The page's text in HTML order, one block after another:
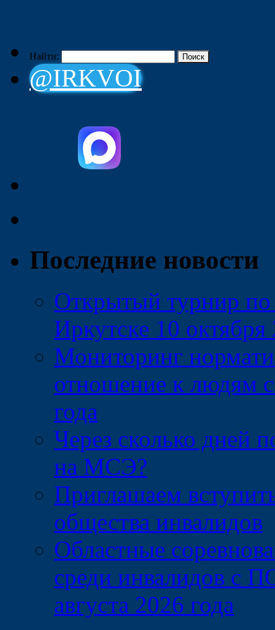
Найти:
@IRKVOI
Последние новости
Открытый турнир по
Иркутске 10 октября
Мониторинг
отношение к людям
года
Через сколько дней
на МСЭ?
Приглашаем
общества инвалидов
Областные
среди инвалидов с
августа 2026 года